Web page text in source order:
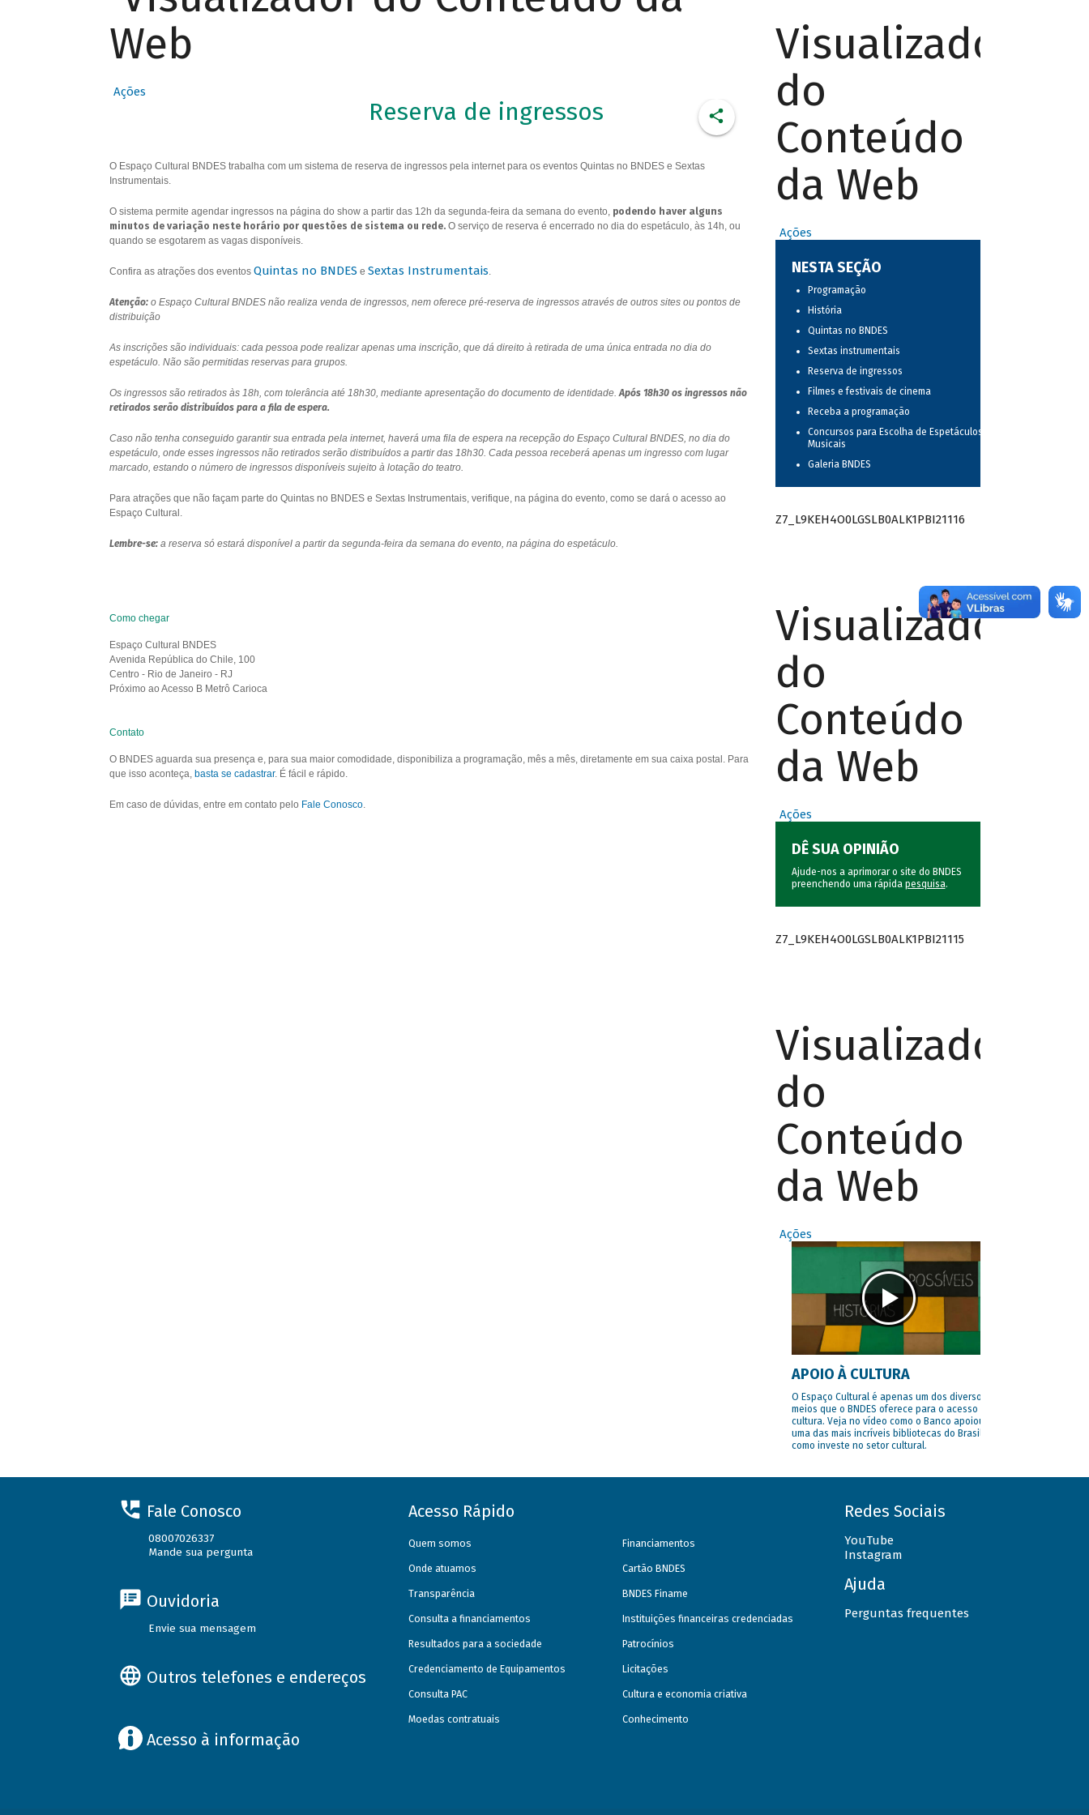
Web
Ações
Reserva de ingressos
O Espaço Cultural BNDES trabalha com um sistema de reserva de ingressos pela internet para os eventos Quintas no BNDES e Sextas
Instrumentais.
O sistema permite agendar ingressos na página do show a partir das 12h da segunda-feira da semana do evento, podendo haver alguns
minutos de variação neste horário por questões de sistema ou rede.O serviço de reserva é encerrado no dia do espetáculo, às 14h, ou
quando se esgotarem as vagas disponíveis.
Confira as atrações dos eventos Quintas no BNDES e Sextas Instrumentais.
Atenção:o Espaço Cultural BNDES não realiza venda de ingressos, nem oferece pré-reserva de ingressos através de outros sites ou pontos de
distribuição
As inscrições são individuais: cada pessoa pode realizar apenas uma inscrição, que dá direito à retirada de uma única entrada no dia do
espetáculo. Não são permitidas reservas para grupos.
Os ingressos são retirados às 18h, com tolerância até 18h30, mediante apresentação do documento de identidade.Após 18h30 os ingressos não
retirados serão distribuídos para a fila de espera.
Caso não tenha conseguido garantir sua entrada pela internet, haverá uma fila de espera na recepção do Espaço Cultural BNDES, no dia do
espetáculo, onde esses ingressos não retirados serão distribuídos a partir das 18h30. Cada pessoa receberá apenas um ingresso com lugar
marcado, estando o número de ingressos disponíveis sujeito à lotação do teatro.
Para atrações que não façam parte do Quintas no BNDES e Sextas Instrumentais, verifique, na página do evento, como se dará o acesso ao
Espaço Cultural.
Lembre-se:a reserva só estará disponível a partir da segunda-feira da semana do evento, na página do espetáculo.
Como chegar
Espaço Cultural BNDES
Avenida República do Chile, 100
Centro - Rio de Janeiro - RJ
Próximo ao Acesso B Metrô Carioca
Contato
O BNDES aguarda sua presença e, para sua maior comodidade, disponibiliza a programação, mês a mês, diretamente em sua caixa postal. Para
que isso aconteça, basta se cadastrar. É fácil e rápido.
Em caso de dúvidas, entre em contato pelo Fale Conosco.
Visualizador
do
Conteúdo
da Web
Ações
NESTA SEÇÃO
Programação
História
Quintas no BNDES
Sextas instrumentais
Reserva de ingressos
Filmes e festivais de cinema
Receba a programação
Concursos para Escolha de Espetáculos
Musicais
Galeria BNDES
Z7_L9KEH4O0LGSLB0ALK1PBI21116
Visualizador
do
Conteúdo
da Web
Ações
DÊ SUA OPINIÃO
Ajude-nos a aprimorar o site do BNDES
preenchendo uma rápida pesquisa.
Z7_L9KEH4O0LGSLB0ALK1PBI21115
Visualizador
do
Conteúdo
da Web
Ações
APOIO À CULTURA
O Espaço Cultural é apenas um dos diversos
meios que o BNDES oferece para o acesso à
cultura. Veja no vídeo como o Banco apoiou
uma das mais incríveis bibliotecas do Brasil e
como investe no setor cultural.
Fale Conosco
08007026337
Mande sua pergunta
Ouvidoria
Envie sua mensagem
Outros telefones e endereços
Acesso à informação
Acesso Rápido
Quem somos
Onde atuamos
Transparência
Consulta a financiamentos
Resultados para a sociedade
Credenciamento de Equipamentos
Consulta PAC
Moedas contratuais
Financiamentos
Cartão BNDES
BNDES Finame
Instituições financeiras credenciadas
Patrocínios
Licitações
Cultura e economia criativa
Conhecimento
Redes Sociais
YouTube
Instagram
Ajuda
Perguntas frequentes